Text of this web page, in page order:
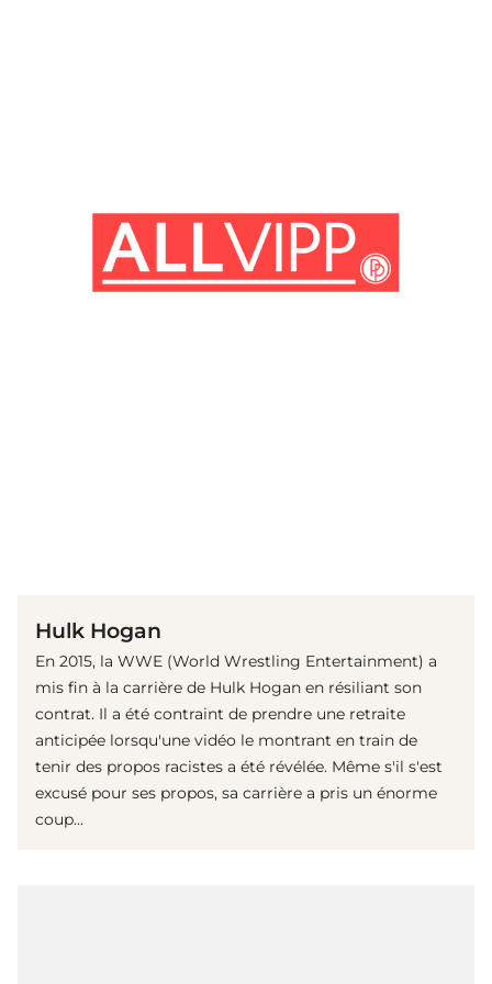
Hulk Hogan
En 2015, la WWE (World Wrestling Entertainment) a
mis fin à la carrière de Hulk Hogan en résiliant son
contrat. Il a été contraint de prendre une retraite
anticipée lorsqu'une vidéo le montrant en train de
tenir des propos racistes a été révélée. Même s'il s'est
excusé pour ses propos, sa carrière a pris un énorme
coup...